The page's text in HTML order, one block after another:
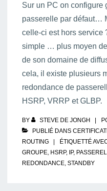
Sur un PC on configure
passerelle par défaut…
celle-ci est hors
simple … plus moyen
de son domaine de
cela, il existe plusieurs
redondance de
HSRP, VRRP et GLBP.
BY STEVE DE JONGH
PUBLIÉ DANS
ROUTING
ÉTIQUETTÉ
GROUPE HSRP, IP,
REDONDANCE STANDBY